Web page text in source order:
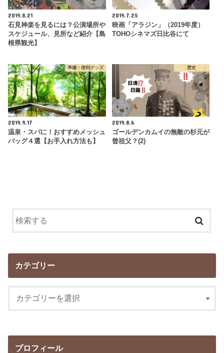
2019.8.21
石見神楽を見るには？公演場所や
スケジュール、見所など紹介【島
根県観光】
2019.7.25
映画「アラジン」（2019年度）
TOHOシネマズ日比谷にて
準備・便利グッズ
2019.9.17
温泉・スパに！おすすめメッシュ
バッグ４選【お手入れ方法も】
歴史
2019.8.6
ゴールデンカムイの無敵の杉元が
曾祖父？(2)
カテゴリー
プロフィール